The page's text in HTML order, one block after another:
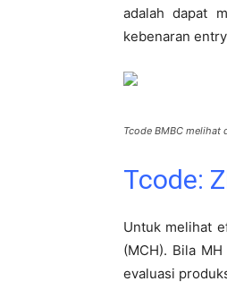
adalah dapat
kebenaran
Tcode BMBC melihat
Tcode:
Untuk melihat
(MCH). Bila
evaluasi